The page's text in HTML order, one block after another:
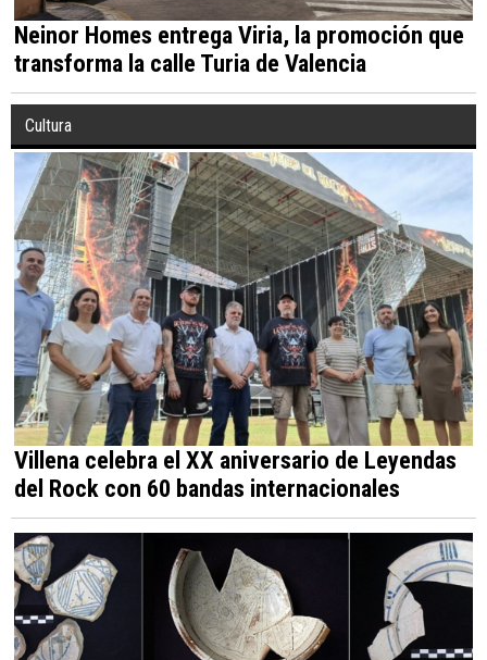
Neinor Homes entrega Viria, la promoción que
transforma la calle Turia de Valencia
Villena celebra el XX aniversario de Leyendas
del Rock con 60 bandas internacionales